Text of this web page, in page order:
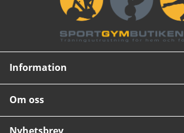
Information
Om oss